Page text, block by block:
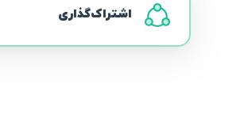
اشتراک‌گذاری